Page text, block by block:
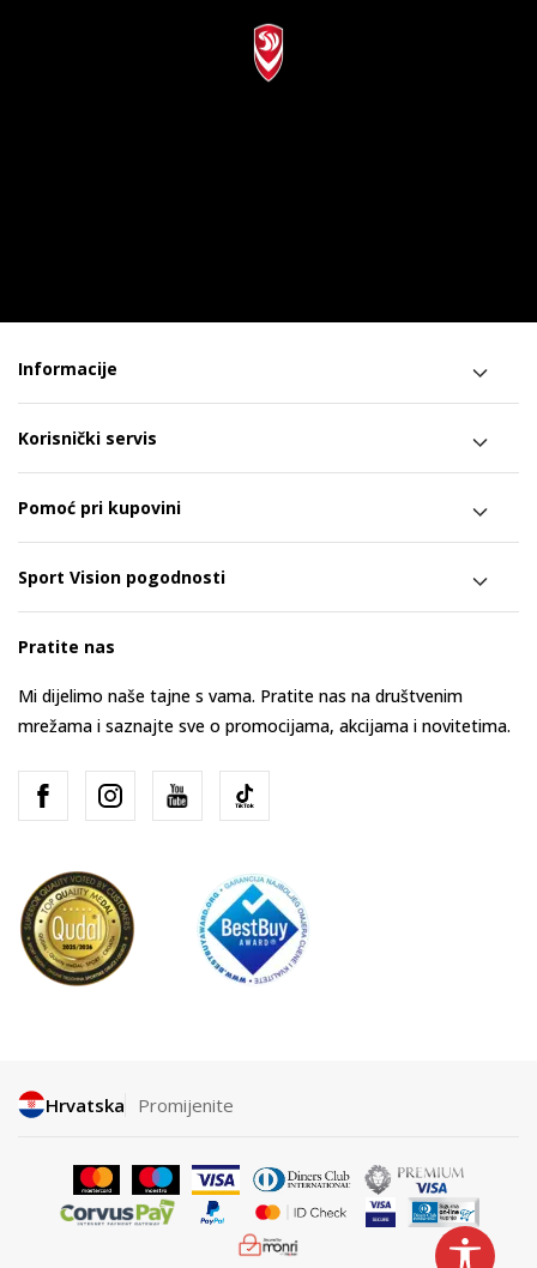
Informacije
Korisnički servis
Pomoć pri kupovini
Sport Vision pogodnosti
Pratite nas
Mi dijelimo naše tajne s vama. Pratite nas na društvenim
mrežama i saznajte sve o promocijama, akcijama i novitetima.
Hrvatska Promijenite